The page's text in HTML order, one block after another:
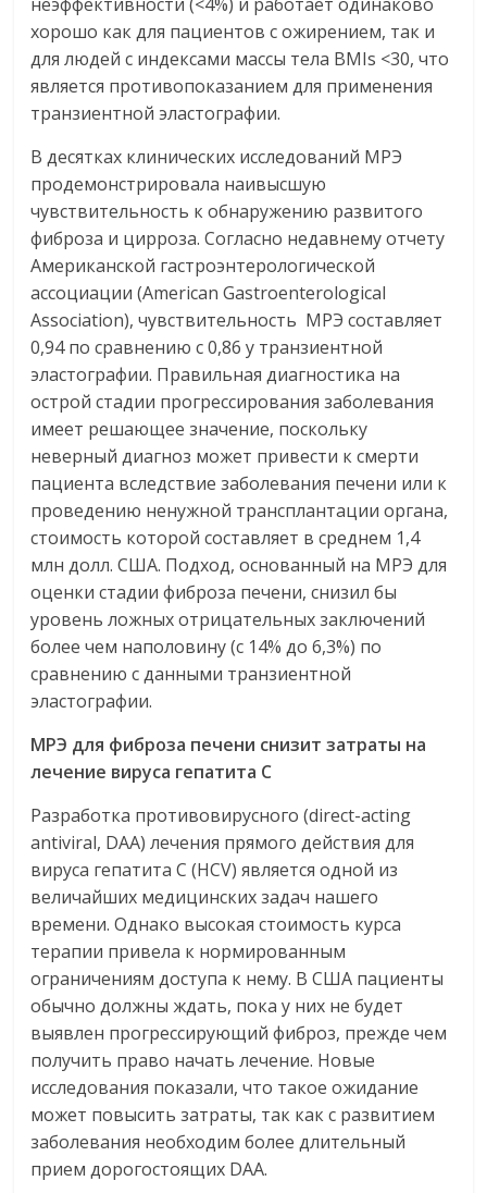
хорошо как для пациентов с ожирением, так и
для людей с индексами массы тела BMIs <30, что
является противопоказанием для применения
транзиентной эластографии.
В десятках клинических исследований МРЭ
продемонстрировала наивысшую
чувствительность к обнаружению развитого
фиброза и цирроза. Согласно недавнему отчету
Американской гастроэнтерологической
ассоциации (American Gastroenterological
Association), чувствительность МРЭ составляет
0,94 по сравнению с 0,86 у транзиентной
эластографии. Правильная диагностика на
острой стадии прогрессирования заболевания
имеет решающее значение, поскольку
неверный диагноз может привести к смерти
пациента вследствие заболевания печени или к
проведению ненужной трансплантации органа,
стоимость которой составляет в среднем 1,4
млн долл. США. Подход, основанный на МРЭ для
оценки стадии фиброза печени, снизил бы
уровень ложных отрицательных заключений
более чем наполовину (с 14% до 6,3%) по
сравнению с данными транзиентной
эластографии.
МРЭ для фиброза печени снизит затраты на
лечение вируса гепатита С
Разработка противовирусного (direct-acting
antiviral, DAA) лечения прямого действия для
вируса гепатита C (HCV) является одной из
величайших медицинских задач нашего
времени. Однако высокая стоимость курса
терапии привела к нормированным
ограничениям доступа к нему. В США пациенты
обычно должны ждать, пока у них не будет
выявлен прогрессирующий фиброз, прежде чем
получить право начать лечение. Новые
исследования показали, что такое ожидание
может повысить затраты, так как с развитием
заболевания необходим более длительный
прием дорогостоящих DAA.